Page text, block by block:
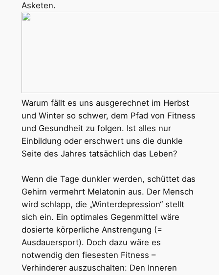
Asketen.
Warum fällt es uns ausgerechnet im Herbst
und Winter so schwer, dem Pfad von Fitness
und Gesundheit zu folgen. Ist alles nur
Einbildung oder erschwert uns die dunkle
Seite des Jahres tatsächlich das Leben?
Wenn die Tage dunkler werden, schüttet das
Gehirn vermehrt Melatonin aus. Der Mensch
wird schlapp, die „Winterdepression“ stellt
sich ein. Ein optimales Gegenmittel wäre
dosierte körperliche Anstrengung (=
Ausdauersport). Doch dazu wäre es
notwendig den fiesesten Fitness –
Verhinderer auszuschalten: Den Inneren